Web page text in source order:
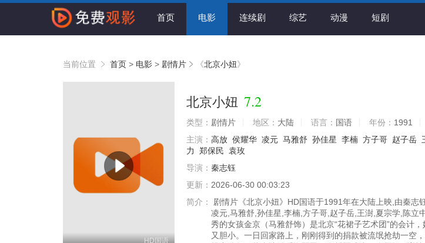
首页 电影 连续剧 综艺 动漫 短剧
当前位置 首页 > 电影 > 剧情片 《北京小妞》
HD国语
北京小妞 7.2
类型： 剧情片 地区： 大陆 语言： 国语 年份： 1991
主演： 高放 侯耀华 凌元 马雅舒 孙佳星 李楠 方子哥 赵子岳
力
郑保民
袁玫
导演： 秦志钰
更新： 2026-06-30 00:03:23
简介：
剧情片《北京小妞》HD国语于1991年在大陆上映,由秦志
凌元,马雅舒,孙佳星,李楠,方子哥,赵子岳,王澍,夏宗学,陈立
秀的女孩金京（马雅舒饰）是北京“花裙子艺术团”的会计
又胆小。一日回家路上，刚刚得到的捐款被流氓抢劫一空